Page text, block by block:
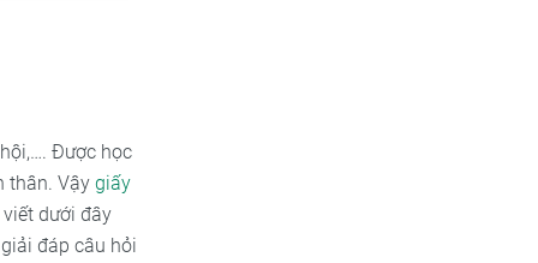
Được học
thân. Vậy giấy
dưới đây
đáp câu hỏi